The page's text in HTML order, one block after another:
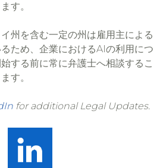
す。
州を含む一定の州は雇用主による
ため、企業におけるAIの利用につ
する前に常に弁護士へ相談するこ
す。
for additional Legal Updates.